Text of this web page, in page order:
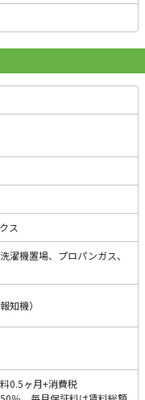
ス
濯機置場、プロパンガス、
知機）
0.5ヶ月+消費税